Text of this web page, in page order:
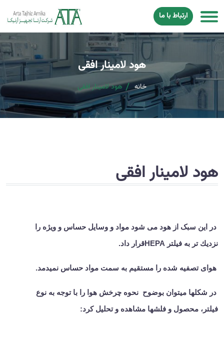
ارتباط با ما
هود لامینار افقی
خانه هود لامینار افقی
هود لامینار افقی
در این سبک از هود می شود مواد و وسایل حساس و ویژه را
نزدیك تر به فیلتر HEPAقرار داد.
هوای تصفیه شده را مستقیم به سمت مواد حساس نمیدمد.
در شكلها میتوان بوضوح نحوه چرخش هوا را با توجه به نوع
فیلتر، محصول و فلشها مشاهده و تحلیل كرد: